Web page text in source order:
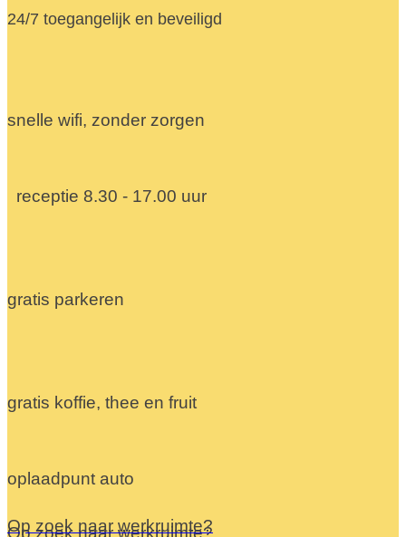
24/7 toegangelijk en beveiligd
snelle wifi, zonder zorgen
receptie 8.30 - 17.00 uur
gratis parkeren
gratis koffie, thee en fruit
oplaadpunt auto
Op zoek naar werkruimte?
Op zoek naar werkruimte?